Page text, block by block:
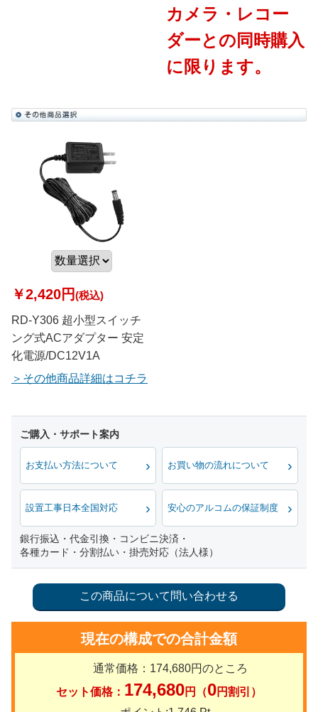
カメラ・レコー
ダーとの同時購入
に限ります。
￥2,420円(税込)
RD-Y306 超小型スイッチ
ング式ACアダプター 安定
化電源/DC12V1A
その他商品詳細はコチラ
お支払い方法について お買い物の流れについて
設置工事日本全国対応 安心のアルコムの保証制度
銀行振込・代金引換・コンビニ決済・
各種カード・分割払い・掛売対応（法人様）
現在の構成での合計金額
通常価格： 174,680円のところ
セット価格： 174,680円（0円割引）